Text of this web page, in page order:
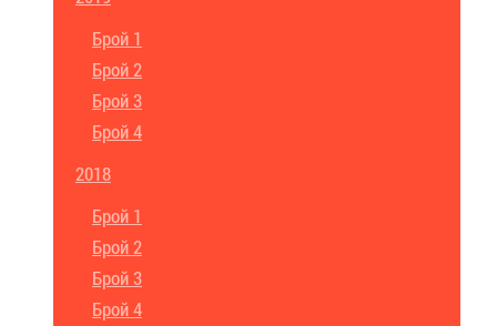
Брой 1
Брой 2
Брой 3
Брой 4
2018
Брой 1
Брой 2
Брой 3
Брой 4